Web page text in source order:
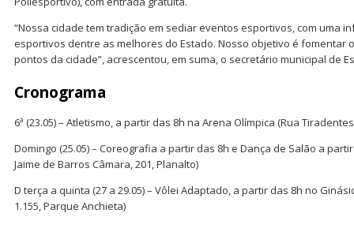
“Nossa cidade tem tradição em sediar eventos esportivos, com uma
esportivos dentre as melhores do Estado. Nosso objetivo é fomentar
pontos da cidade”, acrescentou, em suma, o secretário municipal de
Cronograma
6ª (23.05) – Atletismo, a partir das 8h na Arena Olímpica (Rua
Domingo (25.05) – Coreografia a partir das 8h e Dança de Salão a
Jaime de Barros Câmara, 201, Planalto)
D terça a quinta (27 a 29.05) – Vôlei Adaptado, a partir das 8h no
1.155, Parque Anchieta)